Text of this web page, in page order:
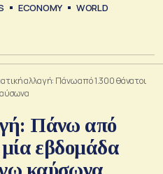
ECONOMY WORLD
αλλαγή: Πάνω από 1.300 θάνατοι
Πάνω από
εβδομάδα